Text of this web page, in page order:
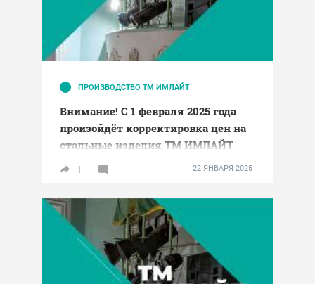
ПРОИЗВОДСТВО ТМ ИМЛАЙТ
Внимание! С 1 февраля 2025 года
произойдёт корректировка цен на
стальные изделия ТМ ИМЛАЙТ
1 22 ЯНВАРЯ 2025